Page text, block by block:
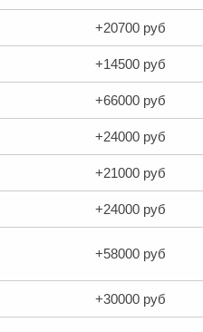
+20700 руб
+14500 руб
+66000 руб
+24000 руб
+21000 руб
+24000 руб
+58000 руб
+30000 руб